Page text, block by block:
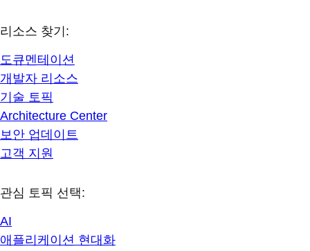
리소스 찾기:
도큐멘테이션
개발자 리소스
기술 토픽
Architecture Center
보안 업데이트
고객 지원
관심 토픽 선택:
AI
애플리케이션 현대화